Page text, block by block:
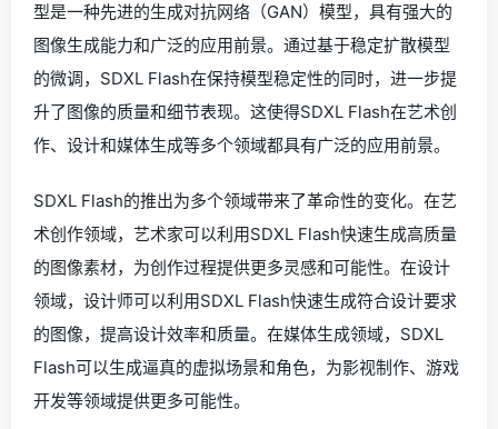
型是一种先进的生成对抗网络（GAN）模型，具有强大的
图像生成能力和广泛的应用前景。通过基于稳定扩散模型
的微调，SDXL Flash在保持模型稳定性的同时，进一步提
升了图像的质量和细节表现。这使得SDXL Flash在艺术创
作、设计和媒体生成等多个领域都具有广泛的应用前景。
SDXL Flash的推出为多个领域带来了革命性的变化。在艺
术创作领域，艺术家可以利用SDXL Flash快速生成高质量
的图像素材，为创作过程提供更多灵感和可能性。在设计
领域，设计师可以利用SDXL Flash快速生成符合设计要求
的图像，提高设计效率和质量。在媒体生成领域，SDXL
Flash可以生成逼真的虚拟场景和角色，为影视制作、游戏
开发等领域提供更多可能性。